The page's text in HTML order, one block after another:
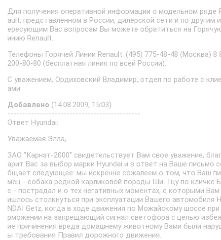
Для получения оперативной информации о модельном ряде
ault, представленном в России, дилерской сети и по другим
ересующим Вас вопросам Вы можете обратиться на
инию Renault.
Телефоны Горячей Линии Renault: (495) 775-48-48 (Москва) 8
200-80-80 (бесплатная линия по всей России).
С уважением, Ордиховский Владимир, отдел по работе с
ами
Добавлено (14.08.2009, 15:03)
---------------------------------------------
Ответ Hyundai:
Уважаемая Элла,
ЗАО “Карнэт-2000″ свидетельствует Вам свое уважение,
арит Вас за выбор марки Hyundai и в ответ на Ваше письмо
бщает следующее: мы искренне сожалеем о том, что Ваш
мец - собака редкой карликовой породы Ши-Тцу по кличке
с - пострадал и о тех негативных моментах, с которыми Вам
ишлось столкнуться при эксплуатации Вашего автомобиля
NDAI Getz, когда в ходе движения по Можайскому шоссе
рможении на запрещающий сигнал светофора с целью
ие причинения вреда домашнему животному Вами были
ы требования Правил дорожного движения.